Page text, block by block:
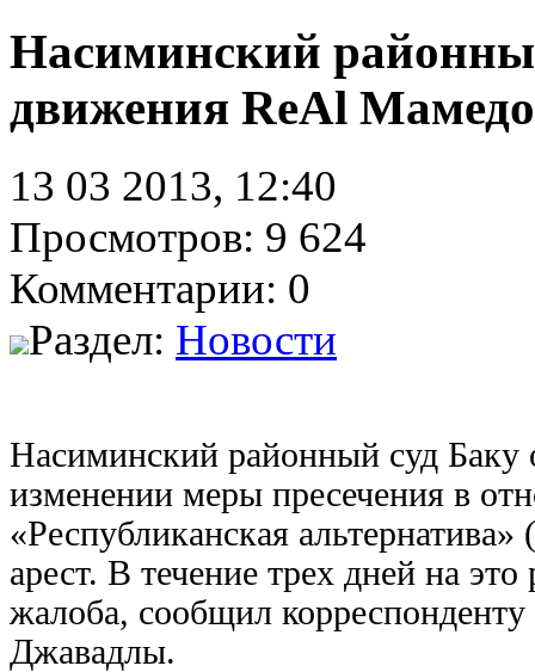
Насиминский
движения ReAl
13 03 2013, 12:40
Просмотров: 9 624
Комментарии: 0
Раздел: Новости
Насиминский районный суд Баку
изменении меры пресечения в
«Республиканская
арест. В течение трех дней на
жалоба, сообщил корреспонденту
Джавадлы.